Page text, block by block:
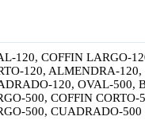
120, COFFIN LARGO-
120, ALMENDRA-120,
120, OVAL-500,
500, COFFIN
500, CUADRADO-500